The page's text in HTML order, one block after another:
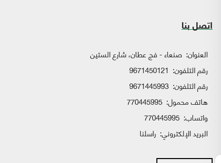
اتصل بنا
العنوان: صنعاء - فج عطان، شارع الستين
رقم التلفون: 9671450121
رقم التلفون: 9671445993
هاتف محمول: 770445995
واتساب:
البريد الإلكتروني: راسلنا